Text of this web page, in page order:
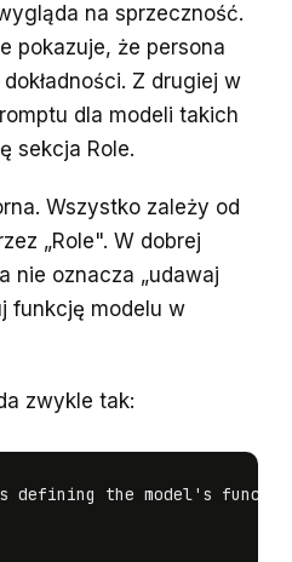
na sprzeczność.
pokazuje, że persona
Z drugiej w
dla modeli takich
sekcja Role.
Wszystko zależy od
„Role". W dobrej
nie oznacza „udawaj
funkcję modelu w
zwykle tak:
defining the model's